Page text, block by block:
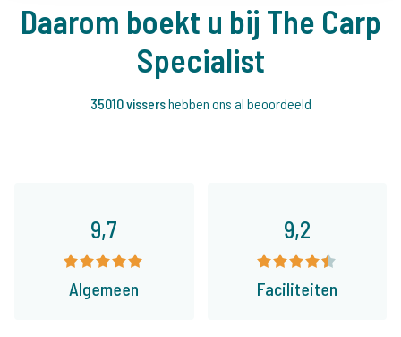
Daarom boekt u bij The Carp
Specialist
35010 vissershebben ons al beoordeeld
9,7
Algemeen
9,2
Faciliteiten